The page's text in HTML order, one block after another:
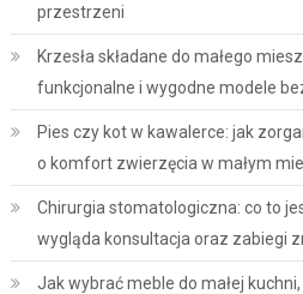
przestrzeni
Krzesła składane do małego
funkcjonalne i wygodne modele
Pies czy kot w kawalerce: jak
o komfort zwierzęcia w małym
Chirurgia stomatologiczna: co to
wygląda konsultacja oraz zabiegi
Jak wybrać meble do małej